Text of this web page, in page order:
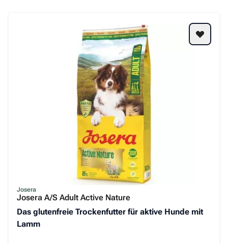
Josera
Josera A/S Adult Active Nature
Das glutenfreie Trockenfutter für aktive Hunde mit
Lamm